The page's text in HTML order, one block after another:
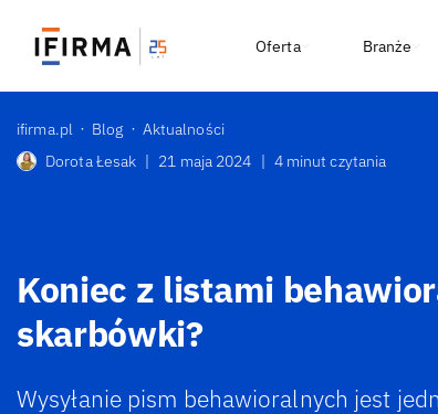
Oferta Branże
ifirma.pl Blog
Aktualności
Dorota Łesak | 21 maja 2024 | 4 minut czytania
Koniec z listami
skarbówki?
Wysyłanie pism behawioralnych jest